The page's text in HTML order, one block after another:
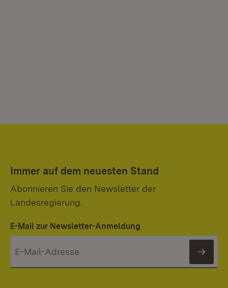
Immer auf dem neuesten Stand
Abonnieren Sie den Newsletter der
Landesregierung.
E-Mail zur Newsletter-Anmeldung